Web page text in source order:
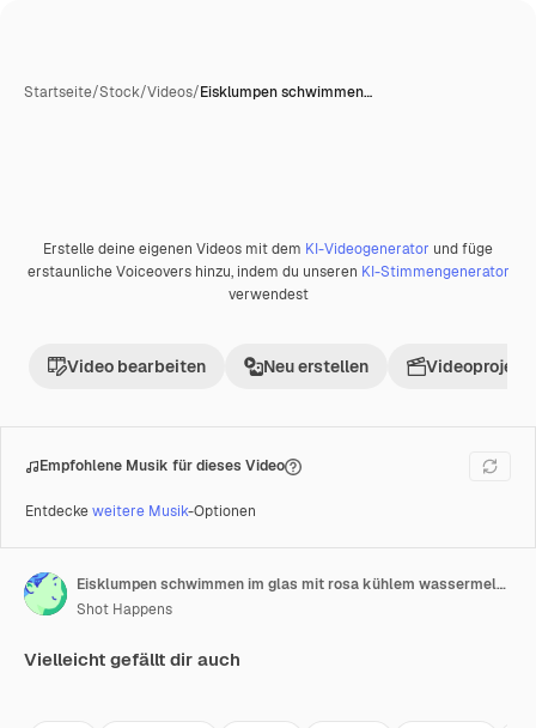
Startseite/Stock/Videos/Eisklumpen schwimmen…
Premium
Erstelle deine eigenen Videos mit dem KI-Videogenerator und füge
erstaunliche Voiceovers hinzu, indem du unseren KI-Stimmengenerator
verwendest
Video bearbeiten Neu erstellen Videoprojekt
Empfohlene Musik für dieses Video
Entdeckeweitere Musik-Optionen
Eisklumpen schwimmen im glas mit rosa kühlem wassermelonencocktail
Shot Happens
Vielleicht gefällt dir auch